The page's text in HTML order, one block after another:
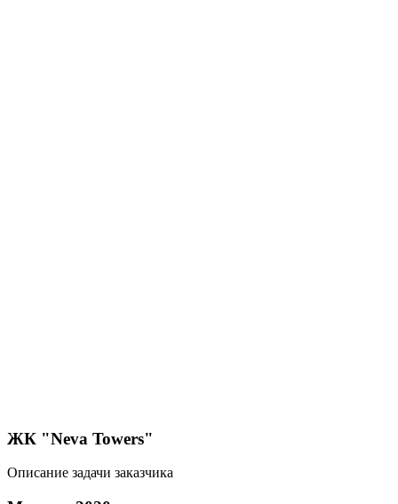
ЖК "Neva Towers"
Описание задачи заказчика